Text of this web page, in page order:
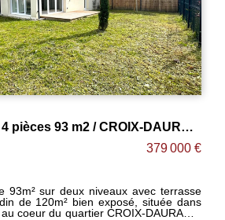
4 pièces 80 m2 BARRIERE DE
31200
À A VENTE ! TVA REDUITE
+ conditions de revenus ] MAISON 4 pièces de
sur deux niveaux avec terrasse et